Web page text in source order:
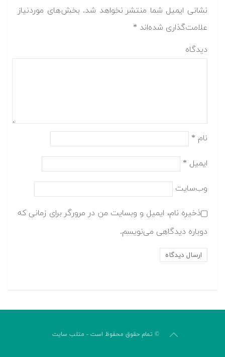
نشانی ایمیل شما منتشر نخواهد شد. بخش‌های موردنیاز
علامت‌گذاری شده‌اند *
دیدگاه
نام *
ایمیل *
وب‌سایت
ذخیره نام، ایمیل و وبسایت من در مرورگر برای زمانی که
دوباره دیدگاهی می‌نویسم.
© تمام حقوق محفوظ است - متلب سایت